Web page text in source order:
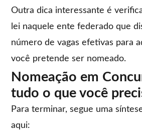
Outra dica interessante é
lei naquele ente federado que
número de vagas efetivas para
você pretende ser nomeado.
Nomeação em
tudo o que você
Para terminar, segue uma
aqui: